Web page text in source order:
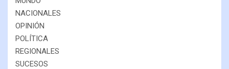
NACIONALES
OPINIÓN
POLÍTICA
REGIONALES
SUCESOS